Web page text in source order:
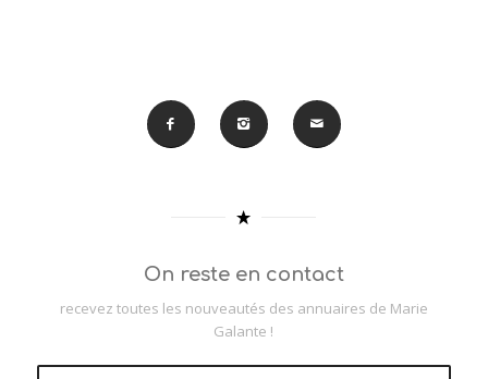
On reste en contact
recevez toutes les nouveautés des annuaires de Marie
Galante !